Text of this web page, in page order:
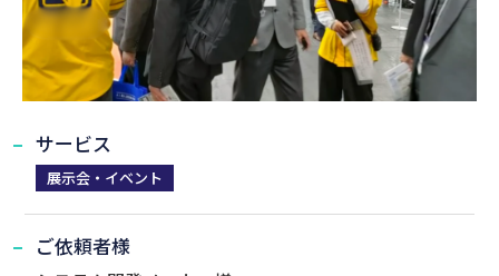
サービス
展示会・イベント
ご依頼者様